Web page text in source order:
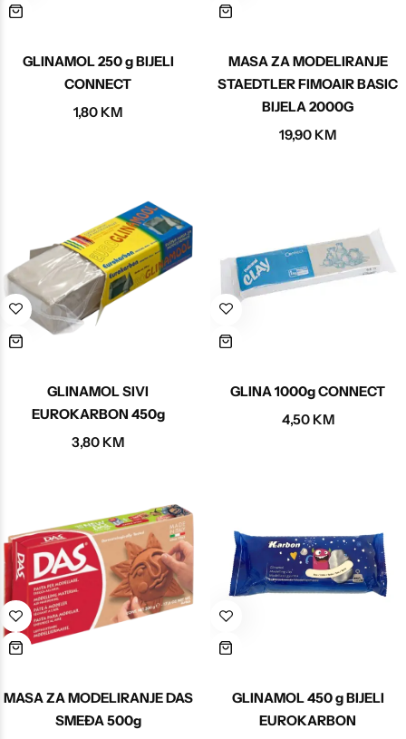
GLINAMOL 250 g BIJELI
CONNECT
1,80 KM
MASA ZA MODELIRANJE
STAEDTLER FIMOAIR BASIC
BIJELA 2000G
19,90 KM
GLINAMOL SIVI
EUROKARBON 450g
3,80 KM
GLINA 1000g CONNECT
4,50 KM
MASA ZA MODELIRANJE DAS
SMEĐA 500g
GLINAMOL 450 g BIJELI
EUROKARBON
Biseri
Kristali